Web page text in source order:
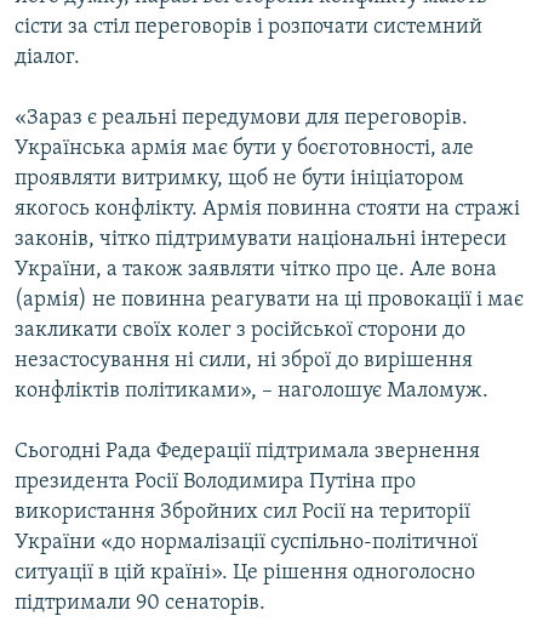
сісти за стіл переговорів і розпочати системний
діалог.
«Зараз є реальні передумови для переговорів.
Українська армія має бути у боєготовності, але
проявляти витримку, щоб не бути ініціатором
якогось конфлікту. Армія повинна стояти на стражі
законів, чітко підтримувати національні інтереси
України, а також заявляти чітко про це. Але вона
(армія) не повинна реагувати на ці провокації і має
закликати своїх колег з російської сторони до
незастосування ні сили, ні зброї до вирішення
конфліктів політиками», – наголошує Маломуж.
Сьогодні Рада Федерації підтримала звернення
президента Росії Володимира Путіна про
використання Збройних сил Росії на території
України «до нормалізації суспільно-політичної
ситуації в цій країні». Це рішення одноголосно
підтримали 90 сенаторів.